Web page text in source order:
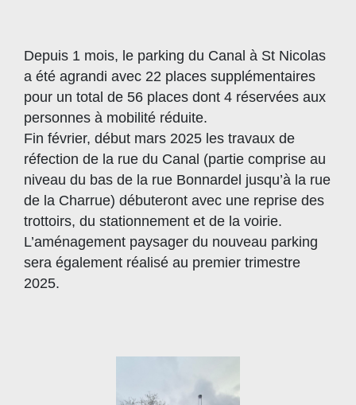
Depuis 1 mois, le parking du Canal à St Nicolas
a été agrandi avec 22 places supplémentaires
pour un total de 56 places dont 4 réservées aux
personnes à mobilité réduite.
Fin février, début mars 2025 les travaux de
réfection de la rue du Canal (partie comprise au
niveau du bas de la rue Bonnardel jusqu’à la rue
de la Charrue) débuteront avec une reprise des
trottoirs, du stationnement et de la voirie.
L’aménagement paysager du nouveau parking
sera également réalisé au premier trimestre
2025.